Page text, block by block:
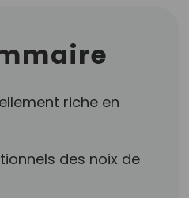
riche en
des noix de